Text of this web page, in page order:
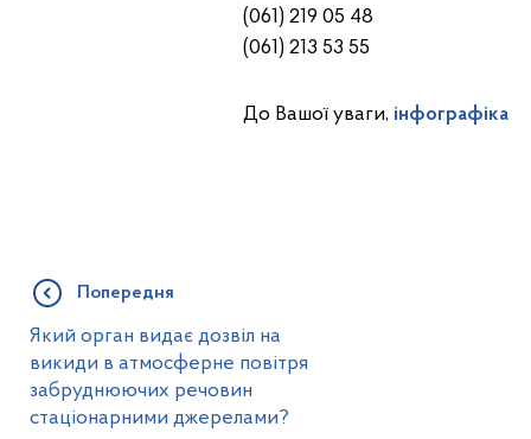
(061) 219 05 48
(061) 213 53 55
До Вашої уваги, інфографіка
Попередня
Який орган видає дозвіл на
викиди в атмосферне повітря
забруднюючих речовин
стаціонарними джерелами?